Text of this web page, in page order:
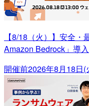
【8/18（火）】安全
Amazon Bedrock」導
開催前2026年8月18日(